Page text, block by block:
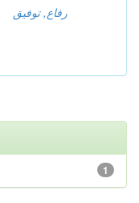
رفاع, توفيق
1